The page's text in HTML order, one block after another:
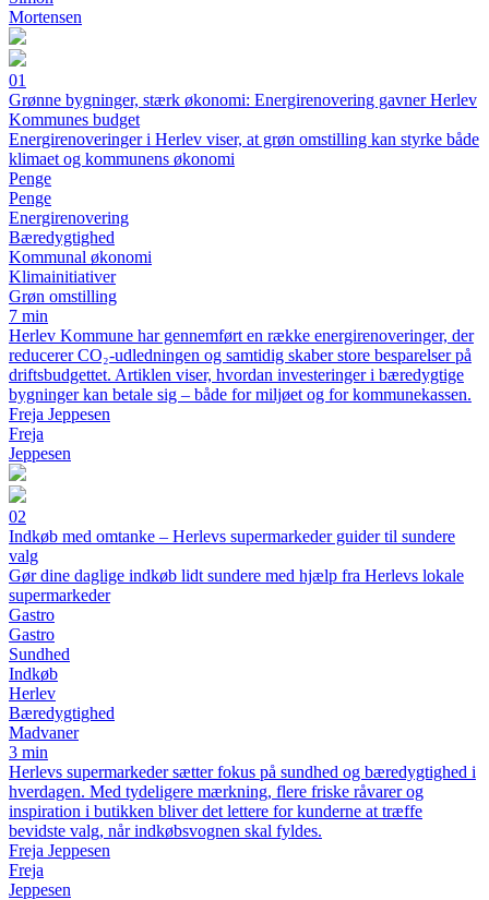
Mortensen
01
Grønne bygninger, stærk økonomi: Energirenovering gavner Herlev
Kommunes budget
Energirenoveringer i Herlev viser, at grøn omstilling kan styrke både
klimaet og kommunens økonomi
Penge
Penge
Energirenovering
Bæredygtighed
Kommunal økonomi
Klimainitiativer
Grøn omstilling
7 min
Herlev Kommune har gennemført en række energirenoveringer, der
reducerer CO₂-udledningen og samtidig skaber store besparelser på
driftsbudgettet. Artiklen viser, hvordan investeringer i bæredygtige
bygninger kan betale sig – både for miljøet og for kommunekassen.
Freja Jeppesen
Freja
Jeppesen
02
Indkøb med omtanke – Herlevs supermarkeder guider til sundere
valg
Gør dine daglige indkøb lidt sundere med hjælp fra Herlevs lokale
supermarkeder
Gastro
Gastro
Sundhed
Indkøb
Herlev
Bæredygtighed
Madvaner
3 min
Herlevs supermarkeder sætter fokus på sundhed og bæredygtighed i
hverdagen. Med tydeligere mærkning, flere friske råvarer og
inspiration i butikken bliver det lettere for kunderne at træffe
bevidste valg, når indkøbsvognen skal fyldes.
Freja Jeppesen
Freja
Jeppesen